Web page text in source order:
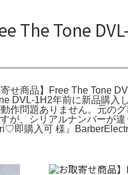
The Tone
せ商品】Free The Tone
DVL-1H2年前に新品購
作問題ありません。元の
、シリアルナンバーが
即購入可 様』